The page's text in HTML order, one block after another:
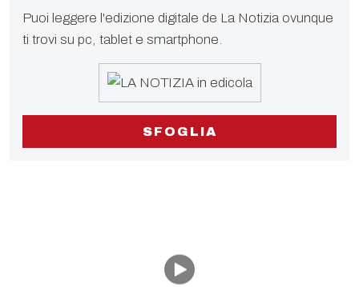
Puoi leggere l'edizione digitale de La Notizia ovunque
ti trovi su pc, tablet e smartphone.
SFOGLIA